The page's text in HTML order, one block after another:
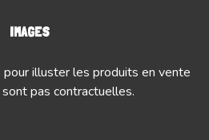
IMAGES
illuster les produits en vente
pas contractuelles.